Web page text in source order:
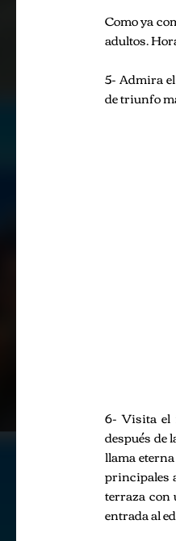
Como ya
adultos.
5- Admira
de triunfo
6- Visita el
después de
llama
principales
terraza con
entrada al